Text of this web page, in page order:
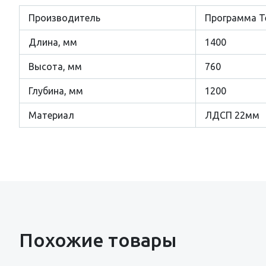
Производитель Программа
Длина, мм 1400
Высота, мм 760
Глубина, мм 1200
Материал ЛДСП 22мм
Похожие товары